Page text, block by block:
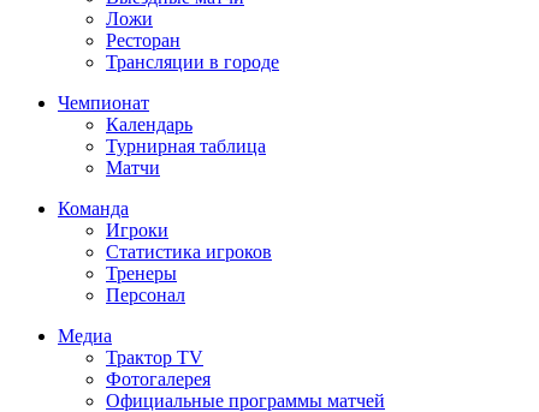
Ложи
Ресторан
Трансляции в городе
Чемпионат
Календарь
Турнирная таблица
Матчи
Команда
Игроки
Статистика игроков
Тренеры
Персонал
Медиа
Трактор TV
Фотогалерея
Официальные программы матчей